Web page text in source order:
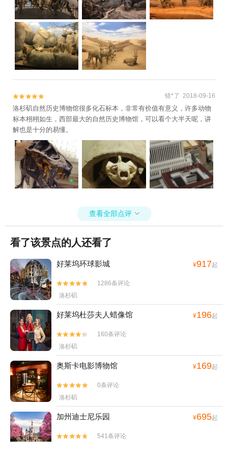

 错*了 2018-09-16
洛杉矶自然历史博物馆很多化石标本，非常有价值有意义，许多动物
标本栩栩如生，西部最大的自然历史博物馆，可以看个大半天呢，讲
解也是十分的易懂。
查看全部点评 
看了该景点的人还看了
好莱坞环球影城 ¥917起


1286条评论
洛杉矶
好莱坞杜莎夫人蜡像馆 ¥196起


160条评论
洛杉矶
奥斯卡电影博物馆 ¥169起


0条评论
洛杉矶
加州迪士尼乐园 ¥695起


541条评论